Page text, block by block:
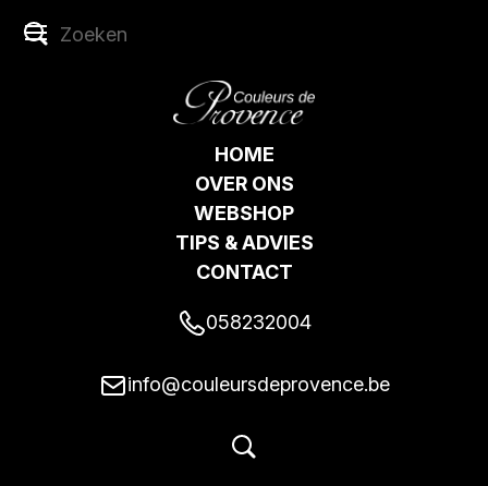
HOME
OVER ONS
WEBSHOP
TIPS & ADVIES
CONTACT
058232004
info@couleursdeprovence.be